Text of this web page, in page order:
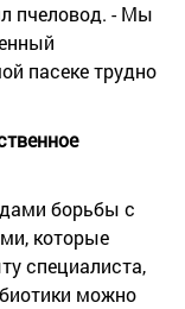
пчеловод. - Мы
пасеке трудно
борьбы с
которые
специалиста,
можно